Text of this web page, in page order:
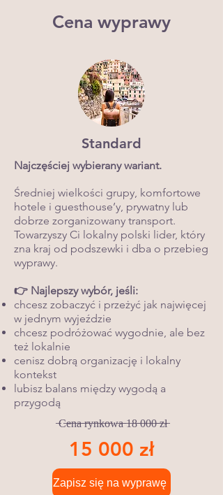
Cena wyprawy
Standard
Najczęściej wybierany wariant.
Średniej wielkości grupy, komfortowe
hotele i guesthouse’y, prywatny lub
dobrze zorganizowany transport.
Towarzyszy Ci lokalny polski lider, który
zna kraj od podszewki i dba o przebieg
wyprawy.
👉 Najlepszy wybór, jeśli:
chcesz zobaczyć i przeżyć jak najwięcej
w jednym wyjeździe
chcesz podróżować wygodnie, ale bez
też lokalnie
cenisz dobrą organizację i lokalny
kontekst
lubisz balans między wygodą a
przygodą
̶C̶e̶n̶a̶ ̶r̶y̶n̶k̶o̶w̶a̶ ̶1̶8̶ ̶0̶0̶0̶ ̶z̶ł̶
15 000 zł
Zapisz się na wyprawę